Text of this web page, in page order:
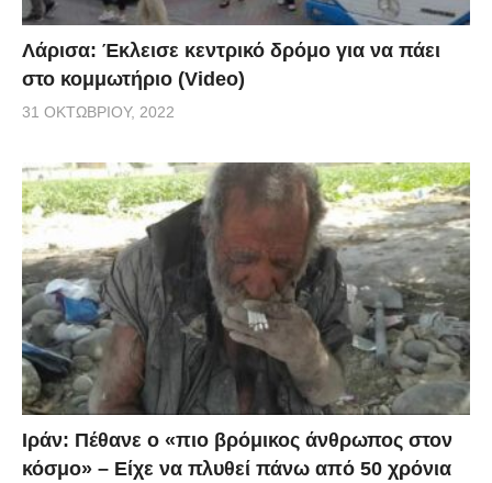
Λάρισα: Έκλεισε κεντρικό δρόμο για να πάει
στο κομμωτήριο (Video)
31 ΟΚΤΩΒΡΊΟΥ, 2022
Ιράν: Πέθανε ο «πιο βρόμικος άνθρωπος στον
κόσμο» – Είχε να πλυθεί πάνω από 50 χρόνια